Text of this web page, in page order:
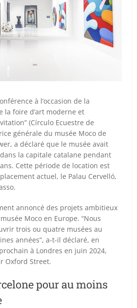
à l’occasion de la
la foire d’art moderne et
(Círculo Ecuestre de
générale du musée Moco de
a déclaré que le musée avait
la capitale catalane pendant
Cette période de location est
actuel, le Palau Cervelló,
annoncé des projets ambitieux
Moco en Europe. “Nous
trois ou quatre musées au
années”, a-t-il déclaré, en
à Londres en juin 2024,
Oxford Street.
pour au moins